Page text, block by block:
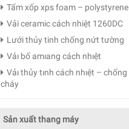
Tấm xốp xps foam – polystyrene
Vải ceramic cách nhiệt 1260DC
Lưới thủy tinh chống nứt tường
Vảı bố amıang cách nhıệt
Vảı thủy tınh cách nhıệt – chống
cháy
Sản xuất thang máy